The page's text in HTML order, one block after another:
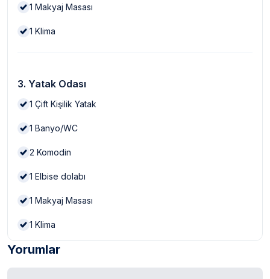
1 Makyaj Masası
1 Klima
3. Yatak Odası
1 Çift Kişilik Yatak
1 Banyo/WC
2 Komodin
1 Elbise dolabı
1 Makyaj Masası
1 Klima
Yorumlar